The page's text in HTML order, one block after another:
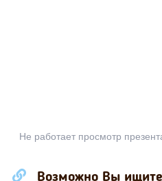
Не работает просмотр
Возможно Вы